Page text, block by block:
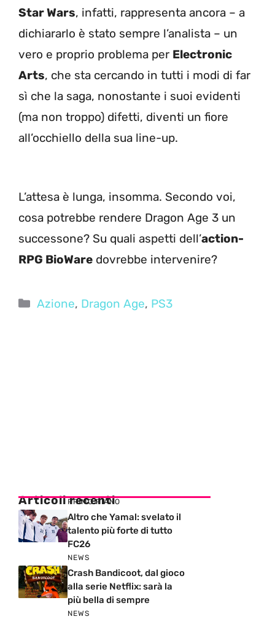
Star Wars, infatti, rappresenta ancora – a
dichiararlo è stato sempre l’analista – un
vero e proprio problema per Electronic
Arts, che sta cercando in tutti i modi di far
sì che la saga, nonostante i suoi evidenti
(ma non troppo) difetti, diventi un fiore
all’occhiello della sua line-up.
L’attesa è lunga, insomma. Secondo voi,
cosa potrebbe rendere Dragon Age 3 un
successone? Su quali aspetti dell’action-
RPG BioWare dovrebbe intervenire?
Categorie
Azione, Dragon Age, PS3
Articoli recenti
PRIMO PIANO
Altro che Yamal: svelato il
talento più forte di tutto
FC26
NEWS
Crash Bandicoot, dal gioco
alla serie Netflix: sarà la
più bella di sempre
NEWS